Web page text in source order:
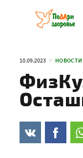
содержанию
10.09.2023 НОВОСТИ